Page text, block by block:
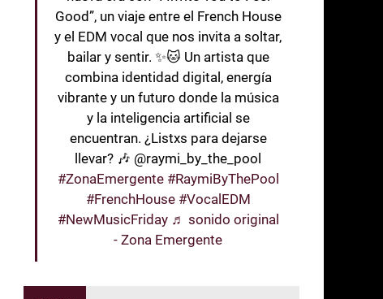
Good”, un viaje entre el French House
y el EDM vocal que nos invita a soltar,
bailar y sentir. ✨🐱 Un artista que
combina identidad digital, energía
vibrante y un futuro donde la música
y la inteligencia artificial se
encuentran. ¿Listxs para dejarse
llevar? 🎶 @raymi_by_the_pool
#ZonaEmergente #RaymiByThePool
#FrenchHouse #VocalEDM
#NewMusicFriday ♬ sonido original
- Zona Emergente